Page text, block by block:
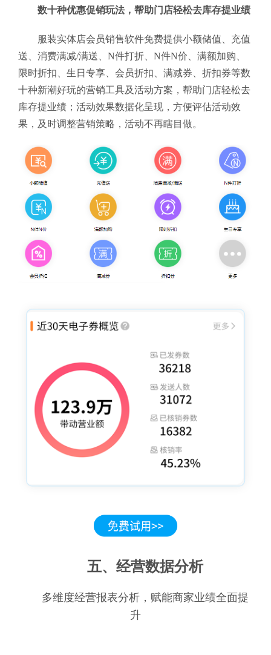
数十种优惠促销玩法，帮助门店轻松去库存提业绩
服装实体店会员销售软件免费提供小额储值、充值
送、消费满减/满送、N件打折、N件N价、满额加购、
限时折扣、生日专享、会员折扣、满减券、折扣券等数
十种新潮好玩的营销工具及活动方案，帮助门店轻松去
库存提业绩；活动效果数据化呈现，方便评估活动效
果，及时调整营销策略，活动不再瞎目做。
五、经营数据分析
多维度经营报表分析，赋能商家业绩全面提
升